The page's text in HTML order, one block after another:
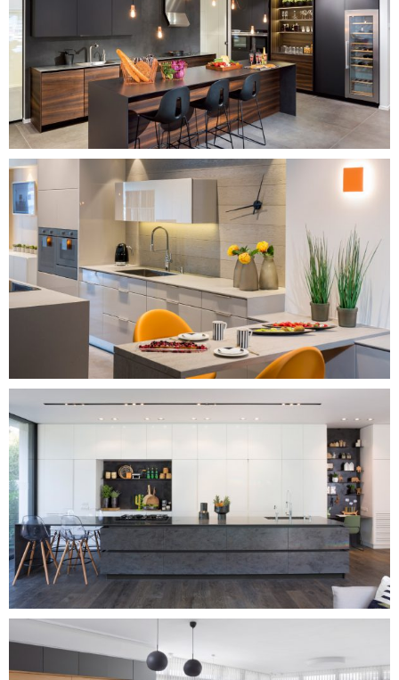
המטבח המודרני
המטבח המודרני
המטבח המודרני